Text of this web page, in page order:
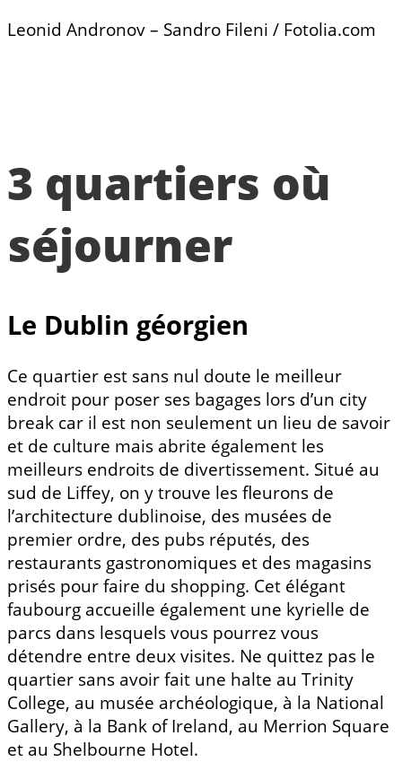
Leonid Andronov – Sandro Fileni / Fotolia.com
3 quartiers où
séjourner
Le Dublin géorgien
Ce quartier est sans nul doute le meilleur
endroit pour poser ses bagages lors d’un city
break car il est non seulement un lieu de savoir
et de culture mais abrite également les
meilleurs endroits de divertissement. Situé au
sud de Liffey, on y trouve les fleurons de
l’architecture dublinoise, des musées de
premier ordre, des pubs réputés, des
restaurants gastronomiques et des magasins
prisés pour faire du shopping. Cet élégant
faubourg accueille également une kyrielle de
parcs dans lesquels vous pourrez vous
détendre entre deux visites. Ne quittez pas le
quartier sans avoir fait une halte au Trinity
College, au musée archéologique, à la National
Gallery, à la Bank of Ireland, au Merrion Square
et au Shelbourne Hotel.